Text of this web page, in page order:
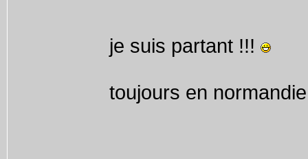
je suis partant !!!
toujours en